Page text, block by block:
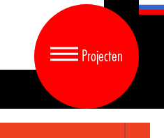
Projecten